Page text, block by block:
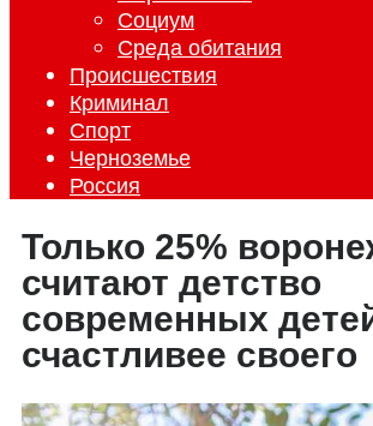
Социум
Среда обитания
Происшествия
Криминал
Спорт
Черноземье
Россия
Только 25%
считают детство
современных
счастливее своего